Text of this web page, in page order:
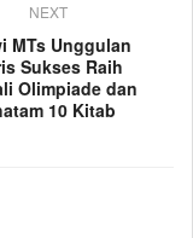
NEXT
MTs Unggulan
Sukses Raih
Olimpiade dan
10 Kitab